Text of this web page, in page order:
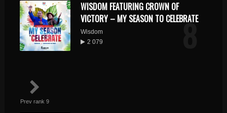
8
WISDOM FEATURING CROWN OF
VICTORY – MY SEASON TO CELEBRATE
Wisdom
2 079
Prev rank 9